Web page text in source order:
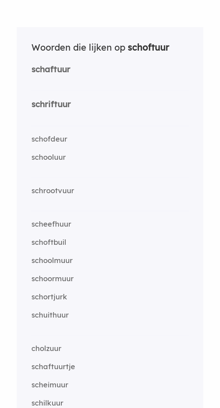
Woorden die lijken op schoftuur
schaftuur
schriftuur
schofdeur
schooluur
schrootvuur
scheefhuur
schoftbuil
schoolmuur
schoormuur
schortjurk
schuithuur
cholzuur
schaftuurtje
scheimuur
schilkuur